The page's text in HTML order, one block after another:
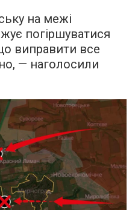
на межі
погіршуватися
виправити все
— наголосили